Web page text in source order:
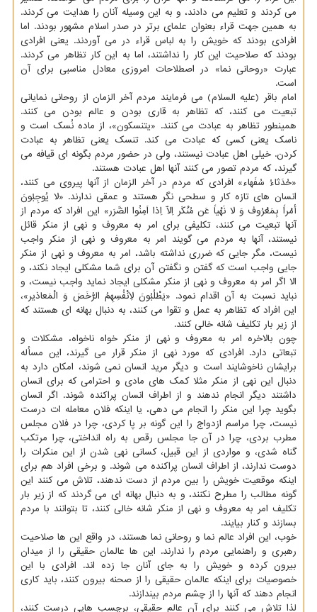
می کردند و تعلیم می دادند، و به این وسیله آنان را هدایت می کردند.
به همین جهت قراء بعنوان علمای برتر در صدر اسلام مشهور بودند. اما
افرادی بودند که خویش را به لباس قراء در می آوردند. یعنی افرادی
بودند که صلاحیت این کار را نداشتند، اما به این کار تظاهر می کردند.
عبارت «روحانی نما» در اصطلاحات امروزی معادل مناسبی برای آن
است.
امام باقر (علیه السلام) می فرمایند مردم آخر الزمان از روحانی نمایانی
تبعیت می کنند، که تظاهر به قاری بودن و عالم بودن می کنند.
همینطور تظاهر به عبادت می کنند. «یتنسکون»، از ماده نُسک است و
ناسک یعنی کسی که عبادت می کند. تنسک یعنی تظاهر به عبادت
کردن. خیلی اهل عبادت نیستند، ولی در حضور مردم بگونه ای قیافه می
گیرند، که مردم تصور می کنند آنها اهل عبادت هستند.
«حُدَثاءُ سُفَهاء» افرادی که مردم در آخر الزمان از آنها پیروی می کنند،
انسان های تازه کار و سطحی نگر هستند و عمقی ندارند. «لا یُوجِبُونَ
أمْراً بِمَعْرُوف وَ لا نَهْیاً عَن مُنْکَر اِلاّ اِذا اَمِنُوا الضَّرَر» این افراد که مردم از
آنها تبعیت می کنند، تکلیفی برای امر به معروف و نهی از منکر قائل
نیستند، آنها به مردم می گویند امر به معروف و نهی از منکر واجب
نیست، مگر جایی که ضرری نداشته باشد، امر به معروف و نهی از منکر
جایی واجب است که گفتن و نگفتن آن برای شما مشکلی ایجاد نکند، و
الا اگر امر به معروف و نهی از منکر مشکلی ایجاد نماید واجب نیست، و
نباید نسبت به آن اقدام نمود. «یَطْلُبُونَ لاَِنْفُسِهِمُ الرُّخَصَ وَ الْمَعاذیر»،
این افراد که تظاهر به عمل و تقوا می کنند، به دنبال بهانه ای هستند که
از زیر بار تکلیف شانه خالی کنند.
چون بالاخره امر به معروف و نهی از منکر خواه ناخواه، مشکلات و
تبعاتی دارد. افرادی که مورد نهی از منکر قرار می گیرند، این مسأله
برایشان ناخوشایند است و دیگر مرید انسان نمی شوند، امکان دارد به
دنبال این نهی از منکر مثلا کمک های مادی و احترامی که برای انسان
داشتند دیگر انجام ندهند و از اطراف انسان پراکنده شوند. اگر انسان
بگوید چرا این منکر را انجام می دهی، یا اینکه فلان معامله ات درست
نیست، چرا مراسم ازدواج را این گونه بر پا کردی، چرا در فلان مجلس
مطرب بردی، چرا در آن جا مجلس رقص به راه انداختی، چرا مرتکب
گناه شدی، و مواردی از این قبیل، کسانی نهی شدن از این منکرات را
دوست ندارند، از اطراف انسان پراکنده می شوند. و برخی افراد هم برای
اینکه موقعیت خویش را بین مردم از دست ندهند، تلاش می کنند این
گونه مطالب را مطرح نکنند، و به دنبال بهانه ای می گردند که از زیر بار
تکلیف امر به معروف و نهی از منکر شانه خالی کنند، تا بتوانند با مردم
بسازند و کنار بیایند.
خوب، این افراد عالم نما و روحانی نما هستند، در واقع این ها صلاحیت
رهبری و راهنمایی مردم را ندارند. این ها عالمان حقیقی را از میدان
بیرون کرده و خویش را به جای آنان جا زده اند. افرادی با این
خصوصیات برای اینکه عالمان حقیقی را از صحنه بیرون کنند، باید کاری
انجام دهند که آنها را از چشم مردم بیندازند.
لذا تلاش می کنند برای آن عالم حقیقی، برچسب هایی درست کنند،